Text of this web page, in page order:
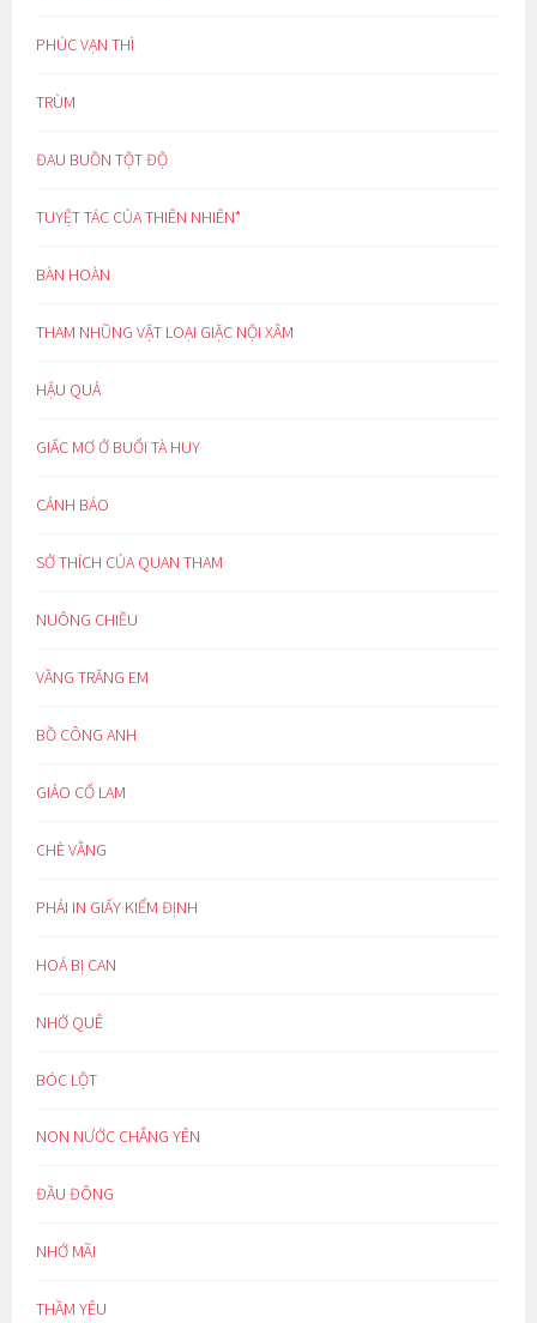
PHÚC VẠN THÌ
TRÙM
ĐAU BUỒN TỘT ĐỘ
TUYỆT TÁC CỦA THIÊN NHIÊN*
BÀN HOÀN
THAM NHŨNG VẶT LOẠI GIẶC NỘI XÂM
HẬU QUẢ
GIẤC MƠ Ở BUỔI TÀ HUY
CẢNH BÁO
SỞ THÍCH CỦA QUAN THAM
NUÔNG CHIỀU
VẦNG TRĂNG EM
BỒ CÔNG ANH
GIẢO CỔ LAM
CHÈ VẰNG
PHẢI IN GIẤY KIỂM ĐỊNH
HOÁ BỊ CAN
NHỚ QUÊ
BÓC LỘT
NON NƯỚC CHẲNG YÊN
ĐẦU ĐÔNG
NHỚ MÃI
THẦM YÊU